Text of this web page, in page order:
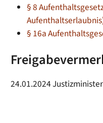
§ 8
§ 16a
24.01.2024